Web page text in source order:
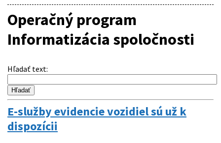
Operačný program
Informatizácia spoločnosti
Hľadať text:
E-služby evidencie vozidiel sú už k
dispozícii